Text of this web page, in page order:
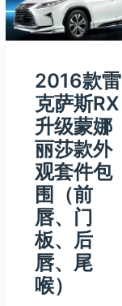
2016款雷
克萨斯RX
升级蒙娜
丽莎款外
观套件包
围（前
唇、门
板、后
唇、尾
喉）